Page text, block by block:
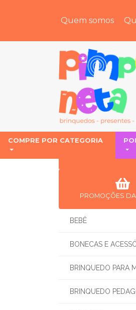
Quem somos
COMPRE POR CATEGORIA
PROMOÇÕES
BEBÊ
BONECAS E
BRINQUEDO PARA
BRINQUEDO